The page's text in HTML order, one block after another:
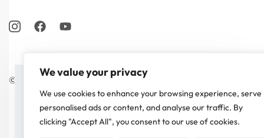
We value your privacy
We use cookies to enhance your browsing experience, serve
personalised ads or content, and analyse our traffic. By
clicking "Accept All", you consent to our use of cookies.
© Minicrush 2026. Tous droits réservés.
intéresse avant de vous déranger, mais on aimerait bien
vous accompagner pendant votre visite. C'est OK pour
vous ?